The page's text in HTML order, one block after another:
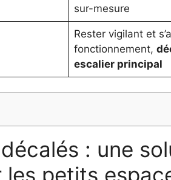
sur-mesure
Rester vigilant et
fonctionnement,
escalier principal
: une
les petits